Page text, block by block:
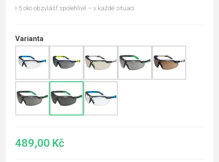
i-5 oko obzvlášť spolehlivě – v každé situaci.
Varianta
489,00 Kč